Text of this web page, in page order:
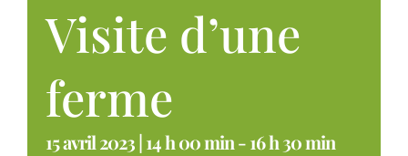
Visite d’une
ferme
15 avril 2023 | 14 h 00 min-16 h 30 min